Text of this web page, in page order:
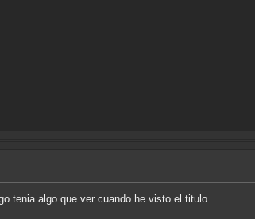
tenia algo que ver cuando he visto el titulo...